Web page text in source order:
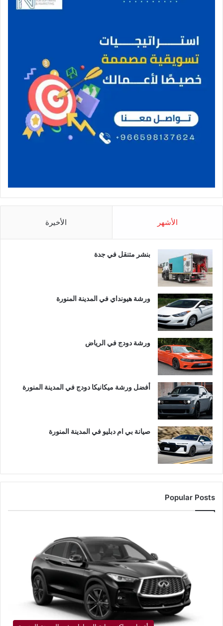
الأشهر الأخيرة
بنشر متنقل في جدة
ورشة هيونداي في المدينة المنورة
ورشة دودج في الرياض
أفضل ورشة ميكانيكا دودج في المدينة المنورة
صيانة بي ام دبليو في المدينة المنورة
Popular Posts